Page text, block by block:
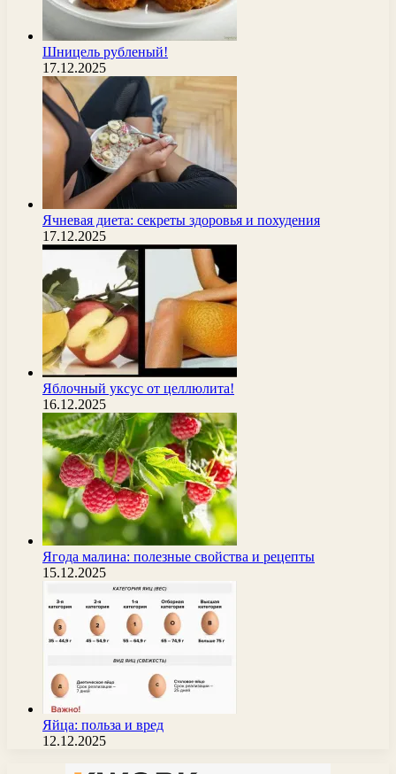
Шницель рубленый!
17.12.2025
Ячневая диета: секреты здоровья и похудения
17.12.2025
Яблочный уксус от целлюлита!
16.12.2025
Ягода малина: полезные свойства и рецепты
15.12.2025
Яйца: польза и вред
12.12.2025